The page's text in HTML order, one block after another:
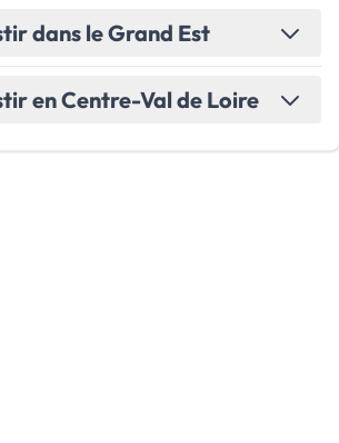
dans le Grand Est
en Centre-Val de Loire